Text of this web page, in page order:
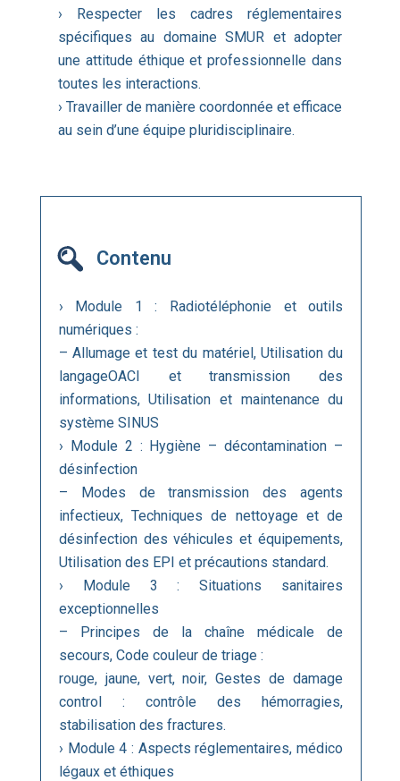
› Respecter les cadres réglementaires
spécifiques au domaine SMUR et adopter
une attitude éthique et professionnelle dans
toutes les interactions.
› Travailler de manière coordonnée et efficace
au sein d’une équipe pluridisciplinaire.
Contenu
› Module 1 : Radiotéléphonie et outils
numériques :
– Allumage et test du matériel, Utilisation du
langageOACI et transmission des
informations, Utilisation et maintenance du
système SINUS
› Module 2 : Hygiène – décontamination –
désinfection
– Modes de transmission des agents
infectieux, Techniques de nettoyage et de
désinfection des véhicules et équipements,
Utilisation des EPI et précautions standard.
› Module 3 : Situations sanitaires
exceptionnelles
– Principes de la chaîne médicale de
secours, Code couleur de triage :
rouge, jaune, vert, noir, Gestes de damage
control : contrôle des hémorragies,
stabilisation des fractures.
› Module 4 : Aspects réglementaires, médico
légaux et éthiques